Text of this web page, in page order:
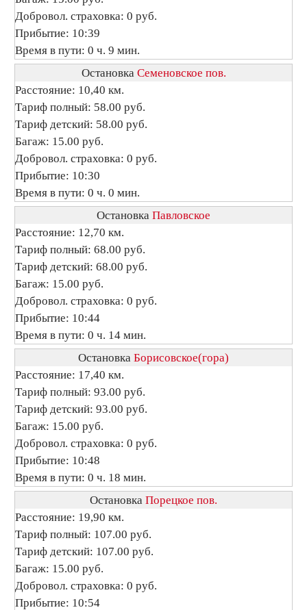
Добровол. страховка: 0 руб.
Прибытие: 10:39
Время в пути: 0 ч. 9 мин.
Остановка Семеновское пов.
Расстояние: 10,40 км.
Тариф полный: 58.00 руб.
Тариф детский: 58.00 руб.
Багаж: 15.00 руб.
Добровол. страховка: 0 руб.
Прибытие: 10:30
Время в пути: 0 ч. 0 мин.
Остановка Павловское
Расстояние: 12,70 км.
Тариф полный: 68.00 руб.
Тариф детский: 68.00 руб.
Багаж: 15.00 руб.
Добровол. страховка: 0 руб.
Прибытие: 10:44
Время в пути: 0 ч. 14 мин.
Остановка Борисовское(гора)
Расстояние: 17,40 км.
Тариф полный: 93.00 руб.
Тариф детский: 93.00 руб.
Багаж: 15.00 руб.
Добровол. страховка: 0 руб.
Прибытие: 10:48
Время в пути: 0 ч. 18 мин.
Остановка Порецкое пов.
Расстояние: 19,90 км.
Тариф полный: 107.00 руб.
Тариф детский: 107.00 руб.
Багаж: 15.00 руб.
Добровол. страховка: 0 руб.
Прибытие: 10:54